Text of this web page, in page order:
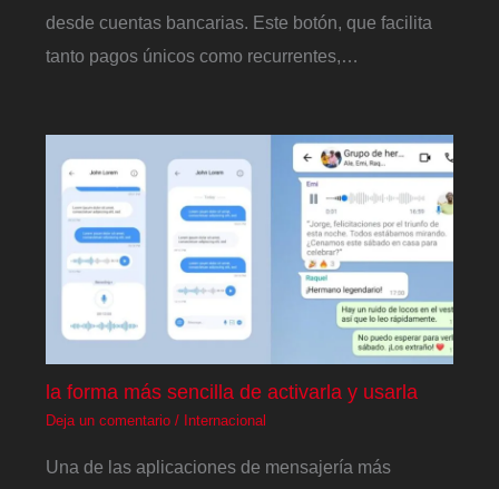
desde cuentas bancarias. Este botón, que facilita
tanto pagos únicos como recurrentes,…
la forma más sencilla de activarla y usarla
Deja un comentario / Internacional
Una de las aplicaciones de mensajería más